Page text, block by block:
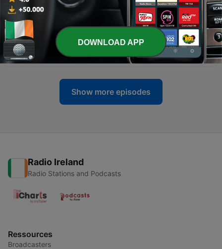
3800 - Pourquoi les étoiles que nous voyons ne sont
26 May 2026
3799 - Le temps peut-il être négatif ?
25 May 2026
Show more episodes
Radio Ireland
Radio Stations and Podcasts
Ressources
Broadcasters
DOWNLOAD APP